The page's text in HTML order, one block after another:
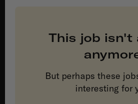
This job isn't
But perhaps these
interesting for